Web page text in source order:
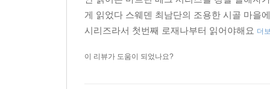
게 읽었다 스웨덴 최남단의 조용한 시골 마을
시리즈라서 첫번째 로재나부터 읽어야해요 더
이 리뷰가 도움이 되었나요?